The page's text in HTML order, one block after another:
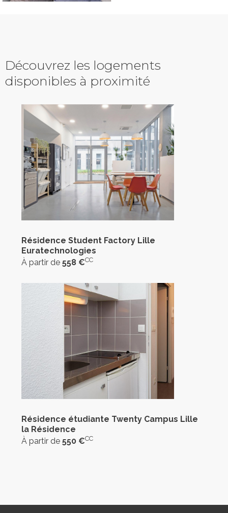
Découvrez les logements
disponibles à proximité
Résidence Student Factory Lille
Euratechnologies
À partir de 558 €CC
Résidence étudiante Twenty Campus Lille
la Résidence
À partir de 550 €CC